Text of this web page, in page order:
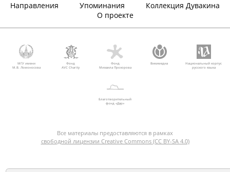
Направления Упоминания
Коллекция Дувакина
О проекте
МГУ имени
М.В. Ломоносова
Фонд
AVC Charity
Фонд
Михаила Прохорова
Викимедиа
Национальный корпус
русского языка
Благотворительный
фонд «Дар»
Все материалы предоставляются в рамках
свободной лицензии Creative Commons (CC BY-SA 4.0)